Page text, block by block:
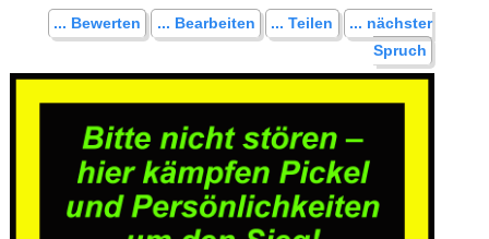
... Bewerten ... Bearbeiten ... Teilen
... nächster
Spruch